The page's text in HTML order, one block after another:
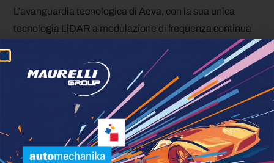
L’avanguardia tecnologica di Aeva, con la sua unica
tecnologia LiDAR a modulazione di frequenza continua
(FMCW) 4D, rappresenta il cuore pulsante di questa
rivoluzione, consentendo ai veicoli di percepire il loro
ambiente in modo più dettagliato e accurato che mai.
Con Daimler Truck, uno dei giganti del settore,
pionieristico insieme a Torc Robotics, l’azienda
controllata, il cammino verso il futuro della guida
autonoma si prospetta più luminoso che mai. La visione